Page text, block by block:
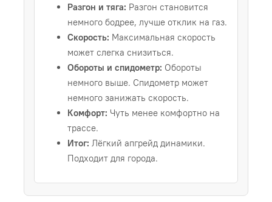
Разгон и тяга: Разгон становится
немного бодрее, лучше отклик на газ.
Скорость: Максимальная скорость
может слегка снизиться.
Обороты и спидометр: Обороты
немного выше. Спидометр может
немного занижать скорость.
Комфорт: Чуть менее комфортно на
трассе.
Итог: Лёгкий апгрейд динамики.
Подходит для города.